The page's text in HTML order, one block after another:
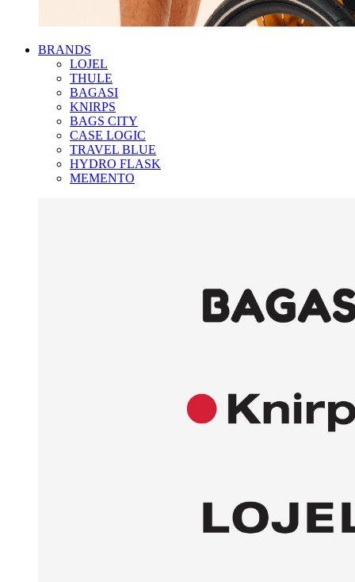
BRANDS
LOJEL
THULE
BAGASI
KNIRPS
BAGS CITY
CASE LOGIC
TRAVEL BLUE
HYDRO FLASK
MEMENTO